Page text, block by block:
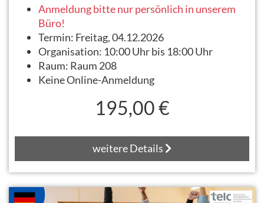
Anmeldung bitte nur persönlich in unserem
Büro!
Termin: Freitag, 04.12.2026
Organisation: 10:00 Uhr bis 18:00 Uhr
Raum: Raum 208
Keine Online-Anmeldung
195,00 €
weitere Details